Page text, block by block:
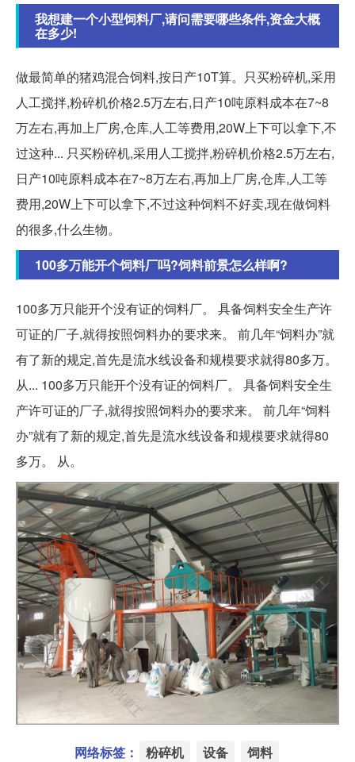
我想建一个小型饲料厂,请问需要哪些条件,资金大概
在多少!
做最简单的猪鸡混合饲料,按日产10T算。只买粉碎机,采用
人工搅拌,粉碎机价格2.5万左右,日产10吨原料成本在7~8
万左右,再加上厂房,仓库,人工等费用,20W上下可以拿下,不
过这种... 只买粉碎机,采用人工搅拌,粉碎机价格2.5万左右,
日产10吨原料成本在7~8万左右,再加上厂房,仓库,人工等
费用,20W上下可以拿下,不过这种饲料不好卖,现在做饲料
的很多,什么生物。
100多万能开个饲料厂吗?饲料前景怎么样啊?
100多万只能开个没有证的饲料厂。 具备饲料安全生产许
可证的厂子,就得按照饲料办的要求来。 前几年“饲料办”就
有了新的规定,首先是流水线设备和规模要求就得80多万。
从... 100多万只能开个没有证的饲料厂。 具备饲料安全生
产许可证的厂子,就得按照饲料办的要求来。 前几年“饲料
办”就有了新的规定,首先是流水线设备和规模要求就得80
多万。 从。
网络标签： 粉碎机 设备 饲料